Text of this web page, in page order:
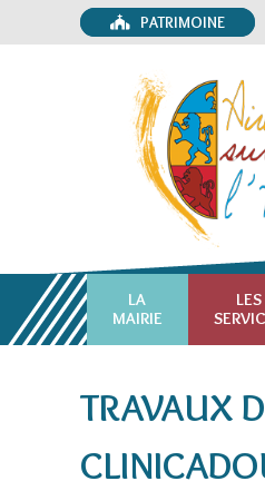
PATRIMOINE
LA
MAIRIE
LES
TRAVAUX